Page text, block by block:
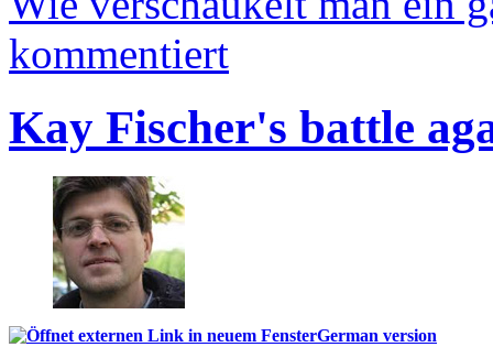
kommentiert
Kay Fischer's battle
German version